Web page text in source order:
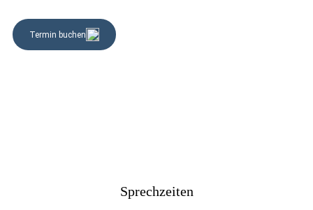
Sprechzeiten